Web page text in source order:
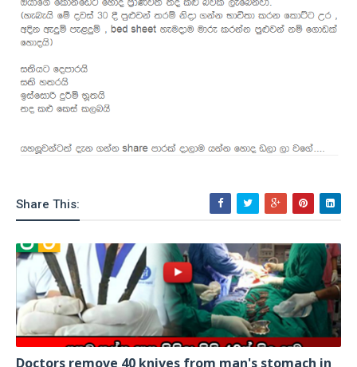
Share This:
Doctors remove 40 knives from man's stomach in